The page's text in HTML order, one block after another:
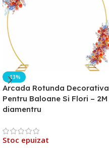
-13%
Arcada Rotunda Decorativa
Pentru Baloane Si Flori – 2M
diamentru
Stoc epuizat